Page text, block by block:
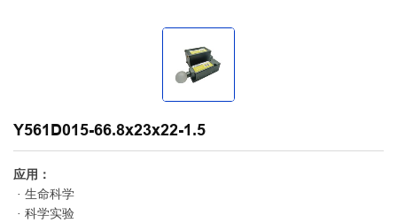
Y561D015-66.8x23x22-1.5
应用：
· 生命科学
· 科学实验